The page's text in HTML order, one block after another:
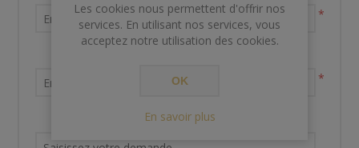
*
*
Demande de renseignements
Les cookies nous permettent d'offrir nos
services. En utilisant nos services, vous
acceptez notre utilisation des cookies.
OK
En savoir plus